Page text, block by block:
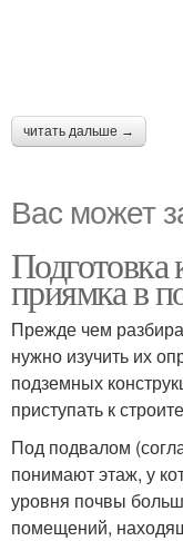
читать дальше →
Вас может
Подготовка
приямка в
Прежде чем
нужно изучить их
подземных
приступать к
Под подвалом
понимают этаж, у
уровня почвы
помещений,